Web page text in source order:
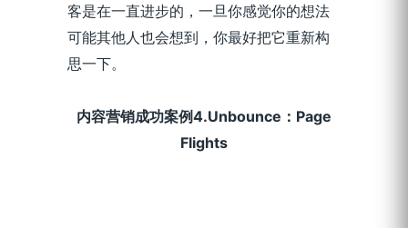
客是在一直进步的，一旦你感觉你的想法
可能其他人也会想到，你最好把它重新构
思一下。
内容营销成功案例4.Unbounce：Page
Flights